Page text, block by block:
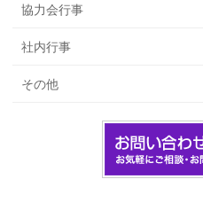
協力会行事
社内行事
その他